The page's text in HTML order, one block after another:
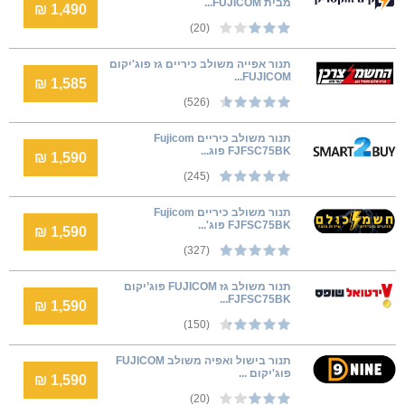
מבית FUJICOM...
(20)
1,490 ₪
תנור אפייה משולב כיריים גז פוג'יקום
FUJICOM...
(526)
1,585 ₪
‏תנור משולב כיריים Fujicom
FJFSC75BK פוג...
(245)
1,590 ₪
תנור משולב כיריים Fujicom
FJFSC75BK פוג'...
(327)
1,590 ₪
תנור משולב גז FUJICOM פוג’יקום
FJFSC75BK...
(150)
1,590 ₪
תנור בישול ואפיה משולב FUJICOM
פוג'יקום ...
(20)
1,590 ₪